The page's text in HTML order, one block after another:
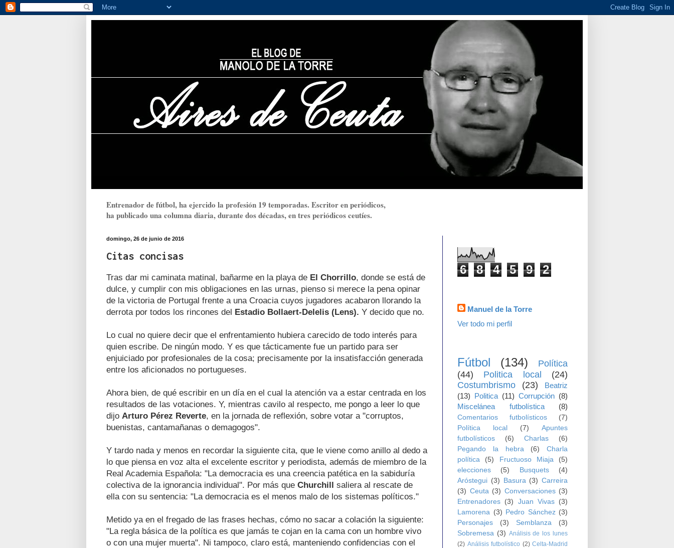
Entrenador de fútbol, ha ejercido la profesión 19 temporadas. Escritor en periódicos,
ha publicado una columna diaria, durante dos décadas, en tres periódicos ceutíes.
domingo, 26 de junio de 2016
Citas concisas
Tras dar mi caminata matinal, bañarme en la playa de El Chorrillo, donde se está de
dulce, y cumplir con mis obligaciones en las urnas, pienso si merece la pena opinar
de la victoria de Portugal frente a una Croacia cuyos jugadores acabaron llorando la
derrota por todos los rincones del Estadio Bollaert-Delelis (Lens). Y decido que no.
Lo cual no quiere decir que el enfrentamiento hubiera carecido de todo interés para
quien escribe. De ningún modo. Y es que tácticamente fue un partido para ser
enjuiciado por profesionales de la cosa; precisamente por la insatisfacción generada
entre los aficionados no portugueses.
Ahora bien, de qué escribir en un día en el cual la atención va a estar centrada en los
resultados de las votaciones. Y, mientras cavilo al respecto, me pongo a leer lo que
dijo Arturo Pérez Reverte, en la jornada de reflexión, sobre votar a "corruptos,
buenistas, cantamañanas o demagogos".
Y tardo nada y menos en recordar la siguiente cita, que le viene como anillo al dedo a
lo que piensa en voz alta el excelente escritor y periodista, además de miembro de la
Real Academia Española: "La democracia es una creencia patética en la sabiduría
colectiva de la ignorancia individual". Por más que Churchill saliera al rescate de
ella con su sentencia: "La democracia es el menos malo de los sistemas políticos."
Metido ya en el fregado de las frases hechas, cómo no sacar a colación la siguiente:
"La regla básica de la política es que jamás te cojan en la cama con un hombre vivo
o con una mujer muerta". Ni tampoco, claro está, manteniendo confidencias con el
6 8 4 5 9 2
Manuel de la Torre
Ver todo mi perfil
Fútbol (134)
Política
(44)
Politica local
(24)
Costumbrismo
(23)
Beatriz
(13) Politica (11) Corrupción (8)
Miscelánea futbolística
(8)
Comentarios futbolísticos
(7)
Política local
(7)
Apuntes
futbolísticos
(6) Charlas
(6)
Pegando la hebra
(6)
Charla
política
(5) Fructuoso Miaja
(5)
elecciones
(5) Busquets
(4)
Aróstegui (3) Basura (3) Carreira
(3) Ceuta (3) Conversaciones (3)
Entrenadores (3) Juan Vivas
(3)
Lamorena (3) Pedro Sánchez (3)
Personajes
(3) Semblanza
(3)
Sobremesa (3) Análisis de los lunes
(2) Análisis futbolístico (2) Celta-Madrid